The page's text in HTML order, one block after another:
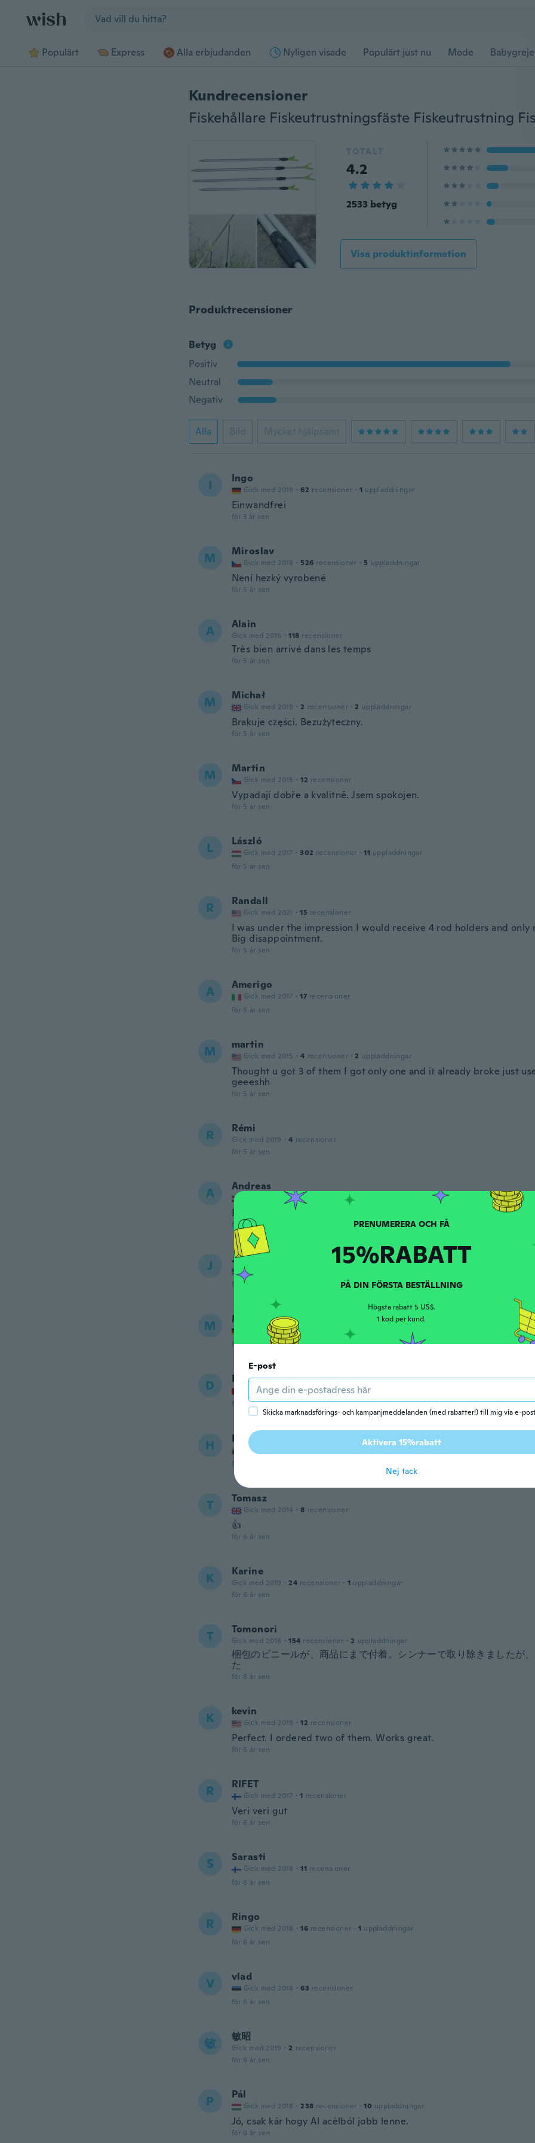
Populärt Express Alla erbjudanden Nyligen visade Populärt just nu Mode
Kundrecensioner
TOTALT
4.2
2533 betyg
Visa produktinformation
Produktrecensioner
Betyg
Positiv
Neutral
Negativ
Alla Bild Mycket hjälpsamt
I Ingo
Gick med 2019 · 62 recensioner · 1 uppladdningar
Einwandfrei
för 3 år sen
M Miroslav
Gick med 2018 · 526 recensioner · 5 uppladdningar
Není hezký vyrobené
för 5 år sen
A Alain
Gick med 2016 · 118 recensioner
Très bien arrivé dans les temps
för 5 år sen
M Michał
Gick med 2019 · 2 recensioner · 2 uppladdningar
Brakuje części. Bezużyteczny.
för 5 år sen
M Martin
Gick med 2015 · 12 recensioner
Vypadají dobře a kvalitně. Jsem spokojen.
för 5 år sen
L László
Gick med 2017 · 302 recensioner · 11 uppladdningar
för 5 år sen
R Randall
Gick med 2021 · 15 recensioner
I was under the impression I would receive 4 rod holders and only
Big disappointment.
för 5 år sen
A Amerigo
Gick med 2017 · 17 recensioner
för 5 år sen
M martin
Gick med 2015 · 4 recensioner · 2 uppladdningar
Thought u got 3 of them I got only one and it already broke just
geeeshh
för 5 år sen
R Rémi
Gick med 2019 · 4 recensioner
för 5 år sen
A Andreas
Gick med 2016 · 74 recensioner ·
Fantastisk vare, lever 100% op til forventningerne!!!👍😃💪🥳
för 6 år sen
J Jeff
Gick med 2018
för 6 år sen
M Michael
Gick med 2014 ·
för 6 år sen
D Damian
Gick med 2018 · 1 recensioner
för 6 år sen
H Henrikas
Gick med 2018
för 6 år sen
T Tomasz
Gick med 2014 · 8 recensioner
👍
för 6 år sen
K Karine
Gick med 2019 · 24 recensioner · 1 uppladdningar
för 6 år sen
T Tomonori
Gick med 2018 · 154 recensioner · 2 uppladdningar
梱包のビニールが、商品にまで付着。シンナーで取り除きましたが
た
för 6 år sen
K kevin
Gick med 2019 · 12 recensioner
Perfect. I ordered two of them. Works great.
för 6 år sen
R RIFET
Gick med 2017 · 1 recensioner
Veri veri gut
för 6 år sen
S Sarasti
Gick med 2018 · 11 recensioner
för 6 år sen
R Ringo
Gick med 2018 · 16 recensioner · 1 uppladdningar
för 6 år sen
V vlad
Gick med 2018 · 63 recensioner
för 6 år sen
敏 敏昭
Gick med 2019 · 2 recensioner
för 6 år sen
P Pál
Gick med 2018 · 238 recensioner · 10 uppladdningar
Jó, csak kár hogy Al acèlból jobb lenne.
för 6 år sen
PRENUMERERA OCH FÅ
15%RABATT
PÅ DIN FÖRSTA BESTÄLLNING
Högsta rabatt 5 US$.
1 kod per kund.
E-post
Skicka marknadsförings- och kampanjmeddelanden (med rabatter!) till mig via e-
Aktivera 15%rabatt
Nej tack